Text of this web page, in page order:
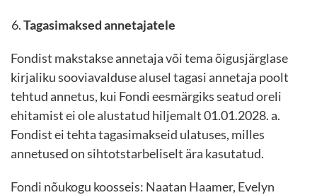
Tagasimaksed annetajatele
Fondist makstakse annetaja või tema õigusjärglase
kirjaliku sooviavalduse alusel tagasi annetaja poolt
tehtud annetus, kui Fondi eesmärgiks seatud oreli
ehitamist ei ole alustatud hiljemalt 01.01.2028. a.
Fondist ei tehta tagasimakseid ulatuses, milles
annetused on sihtotstarbeliselt ära kasutatud.
Fondi nõukogu koosseis: Naatan Haamer, Evelyn